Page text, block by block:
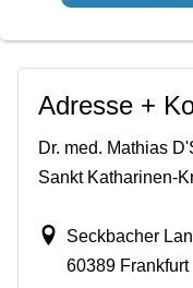
Adresse +
Dr. med. Mathias
Sankt Katharinen-
Seckbacher
60389 Frankfurt